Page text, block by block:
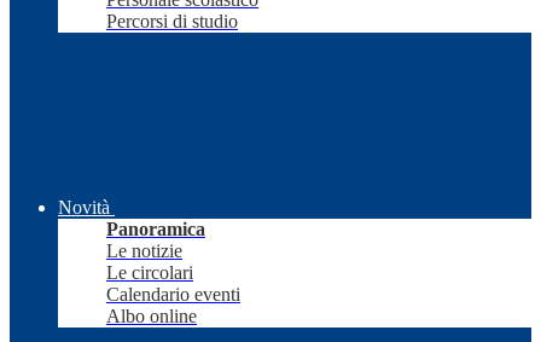
Percorsi di studio
Novità
Panoramica
Le notizie
Le circolari
Calendario eventi
Albo online